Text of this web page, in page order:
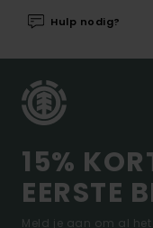
Hulp nodig?
15%
EERSTE
Meld je aan om al